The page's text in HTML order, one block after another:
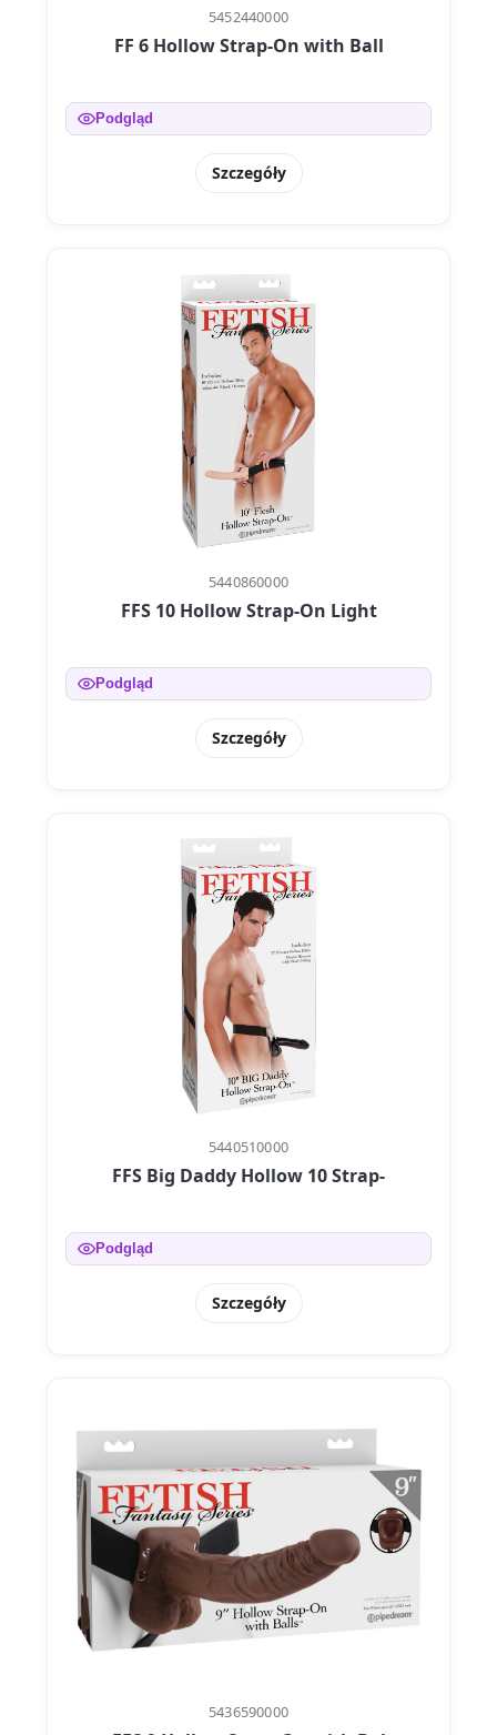
5452440000
FF 6 Hollow Strap-On with Ball
Podgląd
Szczegóły
5440860000
FFS 10 Hollow Strap-On Light
Podgląd
Szczegóły
5440510000
FFS Big Daddy Hollow 10 Strap-
Podgląd
Szczegóły
5436590000